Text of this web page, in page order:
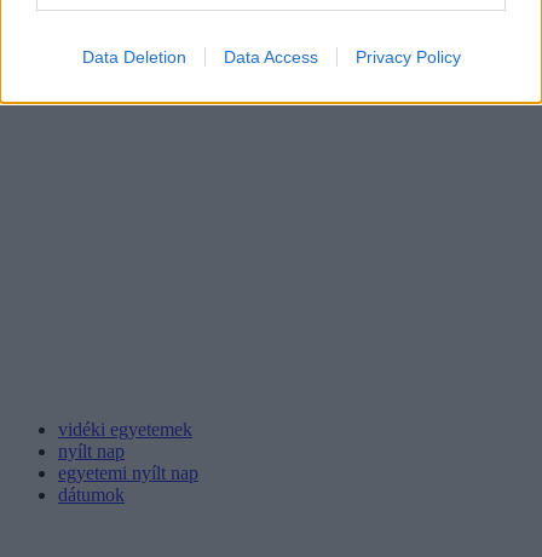
Data Deletion Data Access Privacy Policy
vidéki egyetemek
nyílt nap
egyetemi nyílt nap
dátumok